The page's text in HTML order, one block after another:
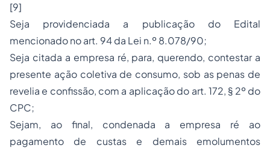
[9]
Seja providenciada a publicação do Edital
mencionado no art. 94 da Lei n.º 8.078/90;
Seja citada a empresa ré, para, querendo, contestar a
presente ação coletiva de consumo, sob as penas de
revelia e confissão, com a aplicação do art. 172, § 2º do
CPC;
Sejam, ao final, condenada a empresa ré ao
pagamento de custas e demais emolumentos